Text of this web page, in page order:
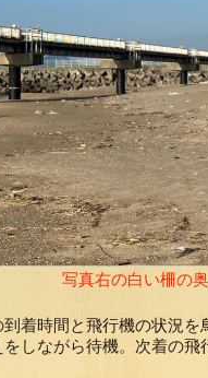
写真右の白い柵の奥
着時間と飛行機の状況
しながら待機。次着の